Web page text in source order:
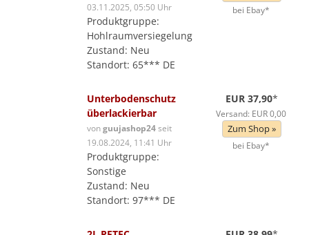
03.11.2025, 05:50 Uhr
Produktgruppe:
Hohlraumversiegelung
Zustand: Neu
Standort: 65*** DE
bei Ebay*
Unterbodenschutz
überlackierbar
vonguujashop24seit
19.08.2024, 11:41 Uhr
Produktgruppe:
Sonstige
Zustand: Neu
Standort: 97*** DE
EUR 37,90*
Versand: EUR 0,00
Zum Shop »
bei Ebay*